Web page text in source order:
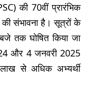
की 70वीं प्रारंभिक
की संभावना है। सूत्रों के
तक घोषित किया जा
और 4 जनवरी 2025
से अधिक अभ्यर्थी